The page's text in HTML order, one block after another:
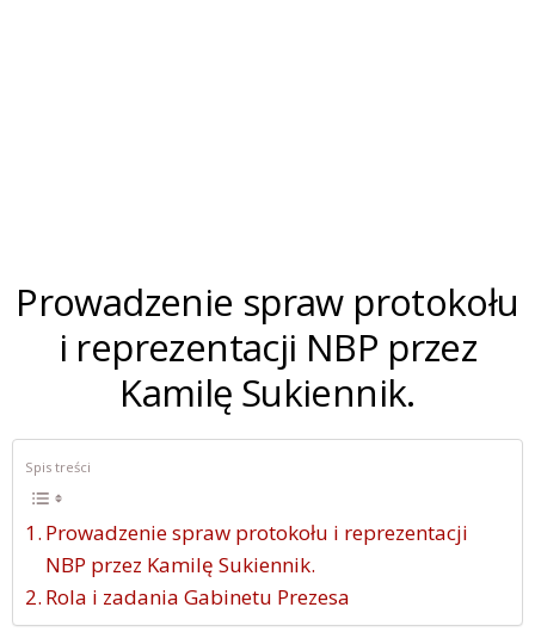
Prowadzenie spraw protokołu
i reprezentacji NBP przez
Kamilę Sukiennik.
Spis treści
Prowadzenie spraw protokołu i reprezentacji
NBP przez Kamilę Sukiennik.
Rola i zadania Gabinetu Prezesa